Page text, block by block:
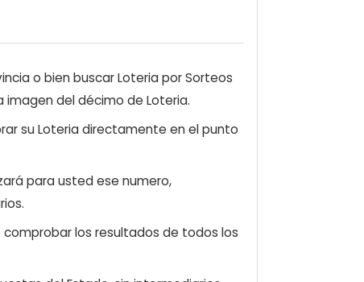
o bien buscar Loteria por Sorteos
imagen del décimo de Loteria.
su Loteria directamente en el punto
para usted ese numero,
comprobar los resultados de todos los